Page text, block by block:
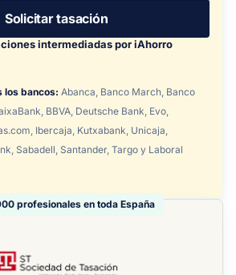
Solicitar tasación
intermediadas por iAhorro
los bancos: Abanca, Banco March, Banco
BBVA, Deutsche Bank, Evo,
Ibercaja, Kutxabank, Unicaja,
Sabadell, Santander, Targo y Laboral
profesionales en toda España